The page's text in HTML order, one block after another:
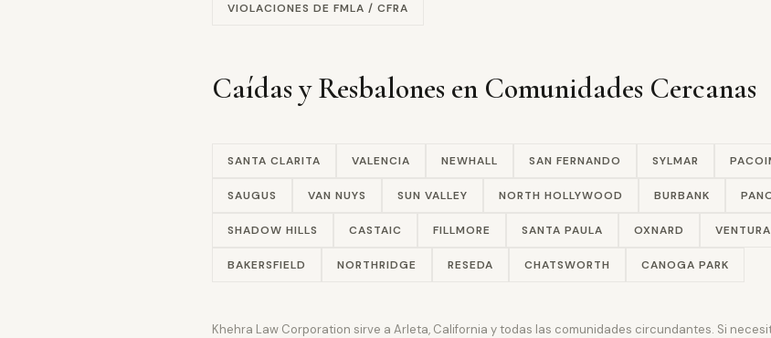
VIOLACIONES DE FMLA / CFRA
Caídas y Resbalones en Comunidades Cercanas
SANTA CLARITA VALENCIA NEWHALL SAN FERNANDO SYLMAR
SAUGUS VAN NUYS SUN VALLEY NORTH HOLLYWOOD BURBANK
SHADOW HILLS CASTAIC FILLMORE SANTA PAULA OXNARD VENTURA
BAKERSFIELD NORTHRIDGE RESEDA CHATSWORTH CANOGA PARK
Khehra Law Corporation sirve a Arleta, California y todas las comunidades circundantes. Si